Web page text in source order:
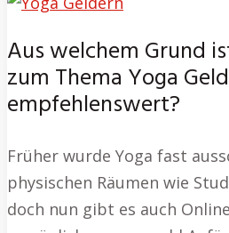
Aus welchem Grund
zum Thema Yoga
empfehlenswert?
Früher wurde Yoga fast
physischen Räumen wie
doch nun gibt es auch